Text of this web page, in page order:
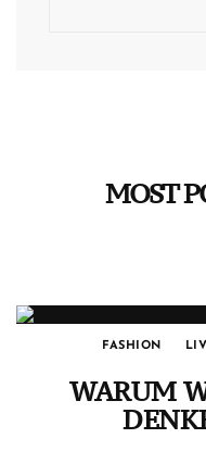
MOST
FASHION
WARUM